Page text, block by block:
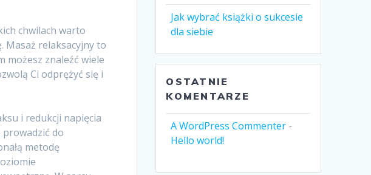
chwilach warto
Masaż relaksacyjny to
możesz znaleźć wiele
Ci odprężyć się i
i redukcji napięcia
prowadzić do
metodę
Jak wybrać książki o sukcesie
dla siebie
OSTATNIE
KOMENTARZE
A WordPress Commenter -
Hello world!